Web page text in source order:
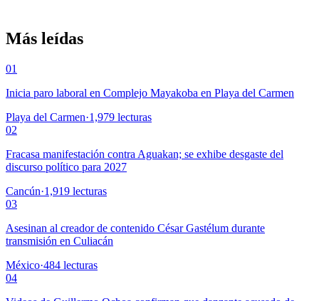
Más leídas
01
Inicia paro laboral en Complejo Mayakoba en Playa del Carmen
Playa del Carmen·1,979 lecturas
02
Fracasa manifestación contra Aguakan; se exhibe desgaste del
discurso político para 2027
Cancún·1,919 lecturas
03
Asesinan al creador de contenido César Gastélum durante
transmisión en Culiacán
México·484 lecturas
04